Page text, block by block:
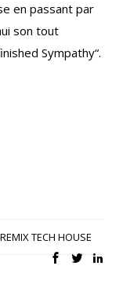
en passant par
son tout
Sympathy“.
REMIXTECH HOUSE